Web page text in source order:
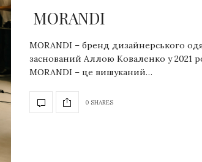
MORANDI
MORANDI – бренд дизайнерського
заснований Аллою Коваленко у 2021
MORANDI – це вишуканий…
0 SHARES